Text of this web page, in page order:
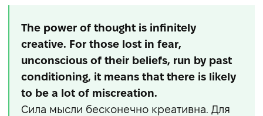
The power of thought is infinitely
creative. For those lost in fear,
unconscious of their beliefs, run by past
conditioning, it means that there is likely
to be a lot of miscreation.
Сила мысли бесконечно креативна. Для